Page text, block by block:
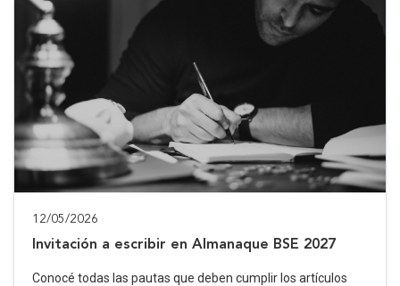
12/05/2026
Invitación a escribir en Almanaque BSE 2027
Conocé todas las pautas que deben cumplir los artículos